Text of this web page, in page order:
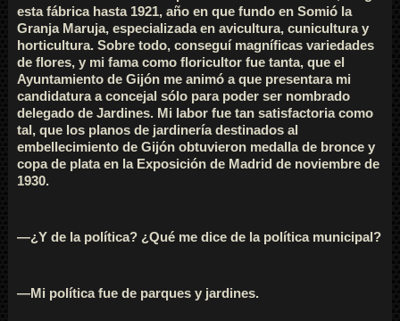
esta fábrica hasta 1921, año en que fundo en Somió la
Granja Maruja, especializada en avicultura, cunicultura y
horticultura. Sobre todo, conseguí magníficas variedades
de flores, y mi fama como floricultor fue tanta, que el
Ayuntamiento de Gijón me animó a que presentara mi
candidatura a concejal sólo para poder ser nombrado
delegado de Jardines. Mi labor fue tan satisfactoria como
tal, que los planos de jardinería destinados al
embellecimiento de Gijón obtuvieron medalla de bronce y
copa de plata en la Exposición de Madrid de noviembre de
1930.
—¿Y de la política? ¿Qué me dice de la política municipal?
—Mi política fue de parques y jardines.